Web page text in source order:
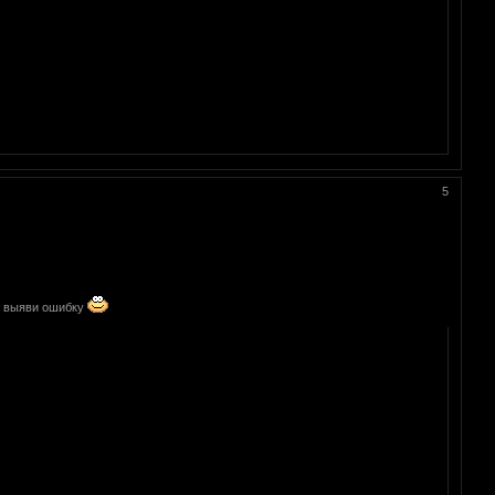
5
выяви ошибку